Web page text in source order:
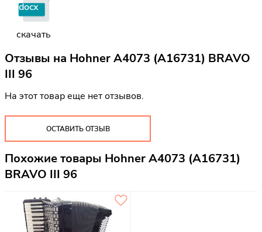
docx
скачать
Отзывы на Hohner A4073 (A16731) BRAVO
III 96
На этот товар еще нет отзывов.
ОСТАВИТЬ ОТЗЫВ
Похожие товары Hohner A4073 (A16731)
BRAVO III 96